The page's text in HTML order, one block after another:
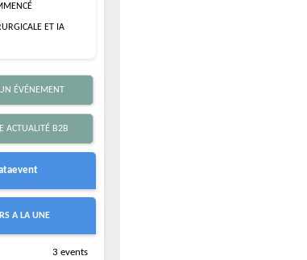
ET IA
ÉVÉNEMENT
ACTUALITÉ B2B
A LA UNE
3 events